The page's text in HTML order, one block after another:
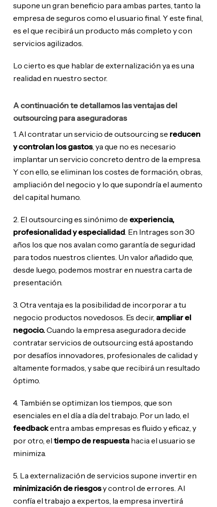
supone un gran beneficio para ambas partes, tanto la
empresa de seguros como el usuario final. Y este final,
es el que recibirá un producto más completo y con
servicios agilizados.
Lo cierto es que hablar de externalización ya es una
realidad en nuestro sector.
A continuación te detallamos las ventajas del
outsourcing para aseguradoras
1. Al contratar un servicio de outsourcing se reducen
y controlan los gastos, ya que no es necesario
implantar un servicio concreto dentro de la empresa.
Y con ello, se eliminan los costes de formación, obras,
ampliación del negocio y lo que supondría el aumento
del capital humano.
2. El outsourcing es sinónimo de experiencia,
profesionalidad y especialidad. En Intrages son 30
años los que nos avalan como garantía de seguridad
para todos nuestros clientes. Un valor añadido que,
desde luego, podemos mostrar en nuestra carta de
presentación.
3. Otra ventaja es la posibilidad de incorporar a tu
negocio productos novedosos. Es decir, ampliar el
negocio.Cuando la empresa aseguradora decide
contratar servicios de outsourcing está apostando
por desafíos innovadores, profesionales de calidad y
altamente formados, y sabe que recibirá un resultado
óptimo.
4. También se optimizan los tiempos, que son
esenciales en el día a día del trabajo. Por un lado, el
feedbackentra ambas empresas es fluido y eficaz, y
por otro, el tiempo de respuestahacia el usuario se
minimiza.
5. La externalización de servicios supone invertir en
minimización de riesgosy control de errores. Al
confía el trabajo a expertos, la empresa invertirá